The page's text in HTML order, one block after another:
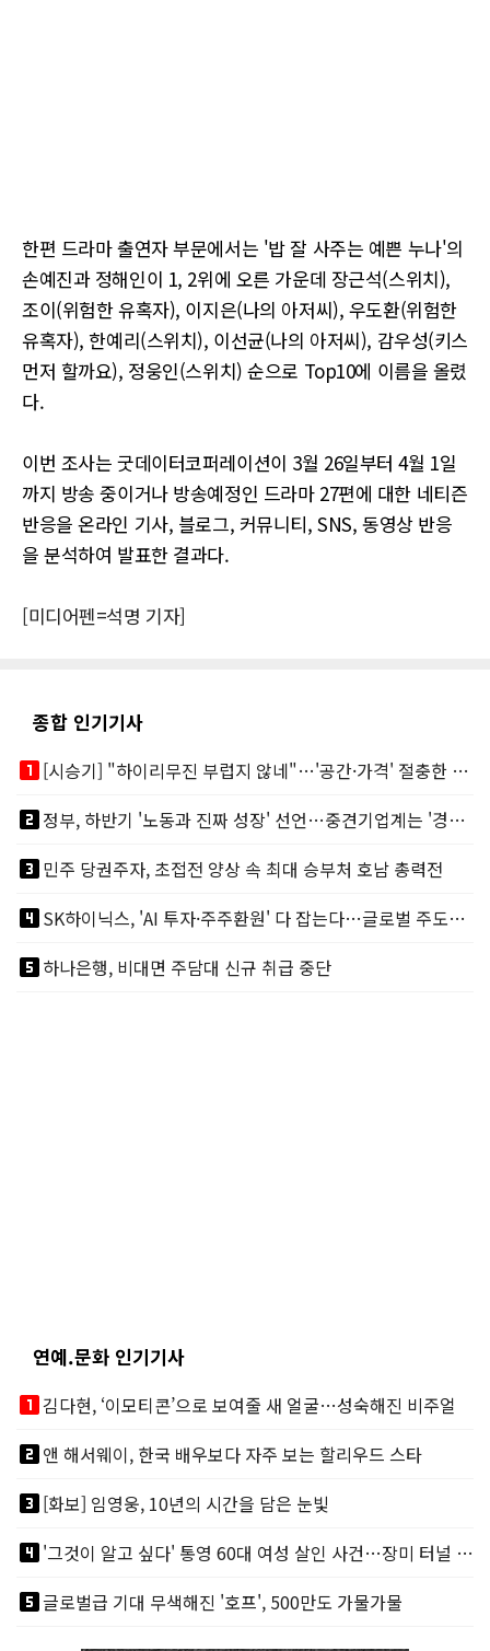
한편 드라마 출연자 부문에서는 '밥 잘 사주는 예쁜 누나'의
손예진과 정해인이 1, 2위에 오른 가운데 장근석(스위치),
조이(위험한 유혹자), 이지은(나의 아저씨), 우도환(위험한
유혹자), 한예리(스위치), 이선균(나의 아저씨), 감우성(키스
먼저 할까요), 정웅인(스위치) 순으로 Top10에 이름을 올렸
다.
이번 조사는 굿데이터코퍼레이션이 3월 26일부터 4월 1일
까지 방송 중이거나 방송예정인 드라마 27편에 대한 네티즌
반응을 온라인 기사, 블로그, 커뮤니티, SNS, 동영상 반응
을 분석하여 발표한 결과다.
[미디어펜=석명 기자]
종합 인기기사
looks_one
[시승기] "하이리무진 부럽지 않네"…'공간·가격' 절충한 카니발 하이루프
looks_two
정부, 하반기 '노동과 진짜 성장' 선언…중견기업계는 '경영 불확실성' 우려
looks_3민주 당권주자, 초접전 양상 속 최대 승부처 호남 총력전
looks_4
SK하이닉스, 'AI 투자·주주환원' 다 잡는다…글로벌 주도권 굳히기
looks_5하나은행, 비대면 주담대 신규 취급 중단
연예.문화 인기기사
looks_one김다현, ‘이모티콘’으로 보여줄 새 얼굴…성숙해진 비주얼
looks_two앤 해서웨이, 한국 배우보다 자주 보는 할리우드 스타
looks_3[화보] 임영웅, 10년의 시간을 담은 눈빛
looks_4
'그것이 알고 싶다' 통영 60대 여성 살인 사건…장미 터널 아래 킬러, 누구냐 넌?
looks_5글로벌급 기대 무색해진 '호프', 500만도 가물가물